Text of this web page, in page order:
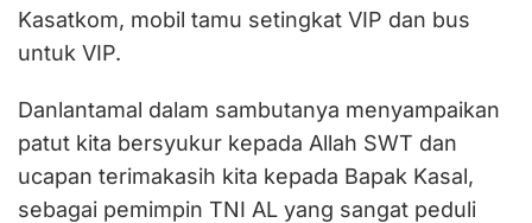
Kasatkom, mobil tamu setingkat VIP dan bus
untuk VIP.
Danlantamal dalam sambutanya menyampaikan
patut kita bersyukur kepada Allah SWT dan
ucapan terimakasih kita kepada Bapak Kasal,
sebagai pemimpin TNI AL yang sangat peduli